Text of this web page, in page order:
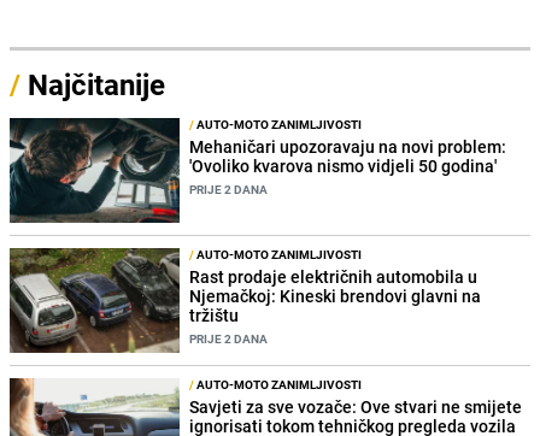
/ Najčitanije
/AUTO-MOTO ZANIMLJIVOSTI
Mehaničari upozoravaju na novi problem:
'Ovoliko kvarova nismo vidjeli 50 godina'
PRIJE 2 DANA
/AUTO-MOTO ZANIMLJIVOSTI
Rast prodaje električnih automobila u
Njemačkoj: Kineski brendovi glavni na
tržištu
PRIJE 2 DANA
/AUTO-MOTO ZANIMLJIVOSTI
Savjeti za sve vozače: Ove stvari ne smijete
ignorisati tokom tehničkog pregleda vozila